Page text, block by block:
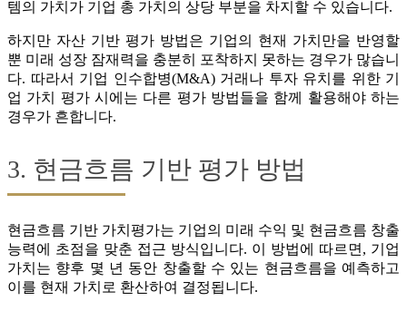
템의 가치가 기업 총 가치의 상당 부분을 차지할 수 있습니다.
하지만 자산 기반 평가 방법은 기업의 현재 가치만을 반영할
뿐 미래 성장 잠재력을 충분히 포착하지 못하는 경우가 많습니
다. 따라서 기업 인수합병(M&A) 거래나 투자 유치를 위한 기
업 가치 평가 시에는 다른 평가 방법들을 함께 활용해야 하는
경우가 흔합니다.
3. 현금흐름 기반 평가 방법
현금흐름 기반 가치평가는 기업의 미래 수익 및 현금흐름 창출
능력에 초점을 맞춘 접근 방식입니다. 이 방법에 따르면, 기업
가치는 향후 몇 년 동안 창출할 수 있는 현금흐름을 예측하고
이를 현재 가치로 환산하여 결정됩니다.